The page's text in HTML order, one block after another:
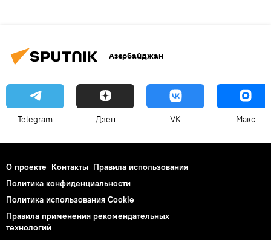
Азербайджан
Telegram Дзен VK Макс
О проекте Контакты Правила использования
Политика конфиденциальности
Политика использования Cookie
Правила применения рекомендательных
технологий